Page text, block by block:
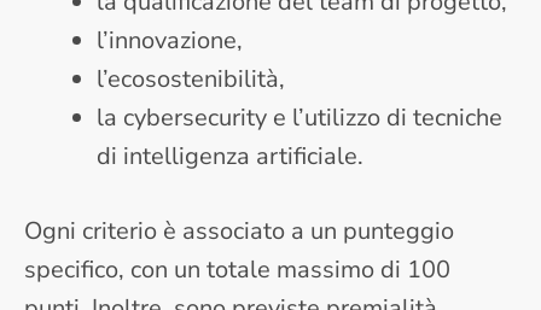
l’innovazione,
l’ecosostenibilità,
la cybersecurity e l’utilizzo di tecniche
di intelligenza artificiale.
Ogni criterio è associato a un punteggio
specifico, con un totale massimo di 100